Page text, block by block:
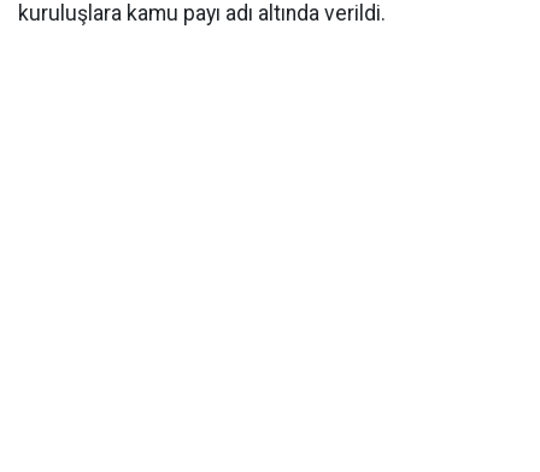
kuruluşlara kamu payı adı altında verildi.